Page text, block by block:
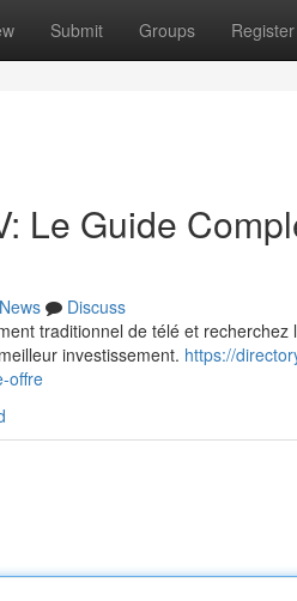
Submit Groups Register
Le Guide
News
Discuss
traditionnel de télé et
investissement. https://
offre